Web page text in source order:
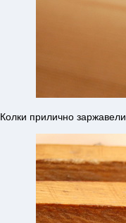
Колки прилично заржавели.